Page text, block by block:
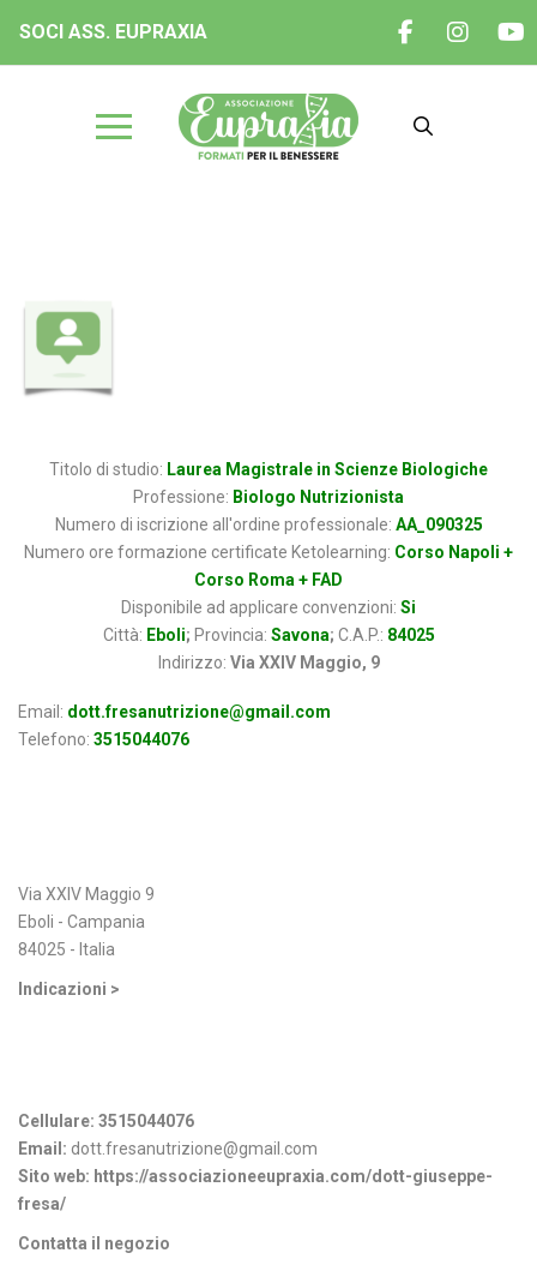
SOCI ASS. EUPRAXIA
Titolo di studio: Laurea Magistrale in Scienze Biologiche
Professione: Biologo Nutrizionista
Numero di iscrizione all'ordine professionale: AA_090325
Numero ore formazione certificate Ketolearning: Corso Napoli +
Corso Roma + FAD
Disponibile ad applicare convenzioni: Si
Città: Eboli; Provincia: Savona; C.A.P.: 84025
Indirizzo: Via XXIV Maggio, 9
Email: dott.fresanutrizione@gmail.com
Telefono: 3515044076
Via XXIV Maggio 9
Eboli - Campania
84025 - Italia
Indicazioni >
Cellulare: 3515044076
Email: dott.fresanutrizione@gmail.com
Sito web: https://associazioneeupraxia.com/dott-giuseppe-
fresa/
Contatta il negozio